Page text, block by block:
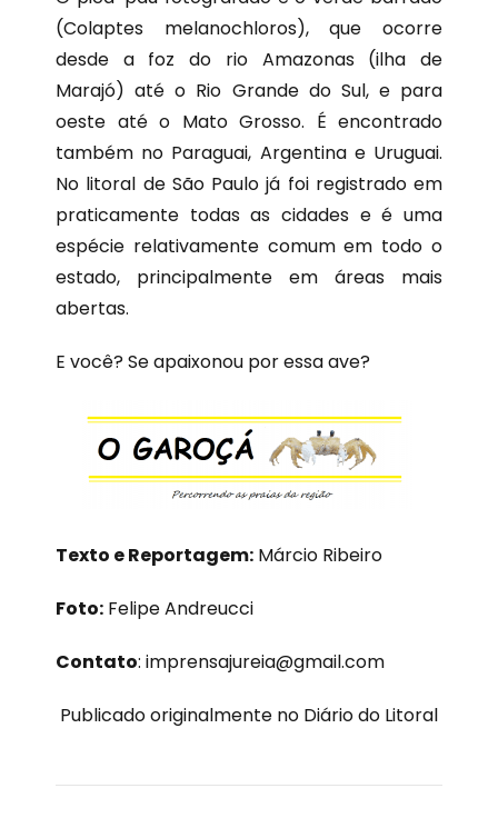
(Colaptes melanochloros), que ocorre
desde a foz do rio Amazonas (ilha de
Marajó) até o Rio Grande do Sul, e para
oeste até o Mato Grosso. É encontrado
também no Paraguai, Argentina e Uruguai.
No litoral de São Paulo já foi registrado em
praticamente todas as cidades e é uma
espécie relativamente comum em todo o
estado, principalmente em áreas mais
abertas.
E você? Se apaixonou por essa ave?
Texto e Reportagem: Márcio Ribeiro
Foto: Felipe Andreucci
Contato: imprensajureia@gmail.com
Publicado originalmente no Diário do Litoral